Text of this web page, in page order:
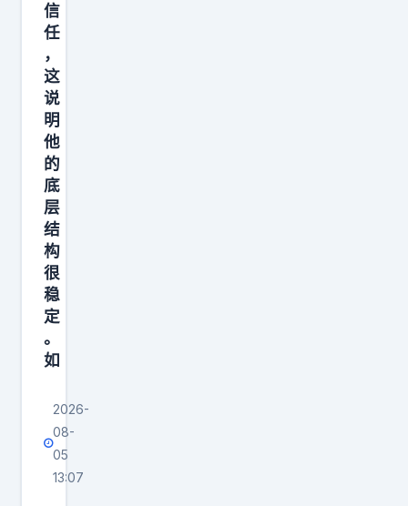
本
人
，
属
于
别
人
的
事
。
你
怎
么
回
应
信
任
，
这
说
明
他
的
底
层
结
构
很
稳
定
。
如
2026-
08-
05
13:07